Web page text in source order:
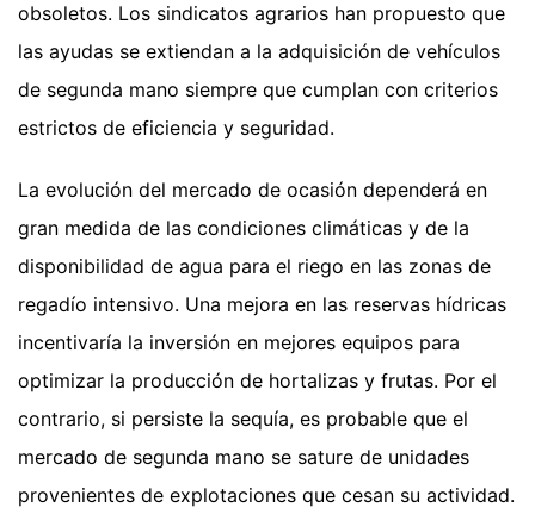
obsoletos. Los sindicatos agrarios han propuesto que
las ayudas se extiendan a la adquisición de vehículos
de segunda mano siempre que cumplan con criterios
estrictos de eficiencia y seguridad.
La evolución del mercado de ocasión dependerá en
gran medida de las condiciones climáticas y de la
disponibilidad de agua para el riego en las zonas de
regadío intensivo. Una mejora en las reservas hídricas
incentivaría la inversión en mejores equipos para
optimizar la producción de hortalizas y frutas. Por el
contrario, si persiste la sequía, es probable que el
mercado de segunda mano se sature de unidades
provenientes de explotaciones que cesan su actividad.